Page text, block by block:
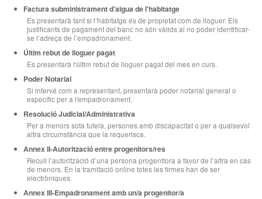
Factura subministrament d'aigua de l'habitatge
Es presentarà tant si l’habitatge és de propietat com de lloguer. Els
justificants de pagament del banc no són vàlids al no poder identificar-
se l’adreça de l’empadronament.
Últim rebut de lloguer pagat
Es presentarà l'últim rebut de lloguer pagat del mes en curs.
Poder Notarial
Si intervé com a representant, presentarà poder notarial general o
específic per a l'empadronament.
Resolució Judicial/Administrativa
Per a menors sota tutela, persones amb discapacitat o per a qualsevol
altra circumstància que la requerisca.
Annex II-Autorització entre progenitors/res
Recull l’autorització d’una persona progenitora a favor de l’altra en cas
de menors. En la tramitació online totes les firmes han de ser
electròniques.
Annex III-Empadronament amb un/a progenitor/a